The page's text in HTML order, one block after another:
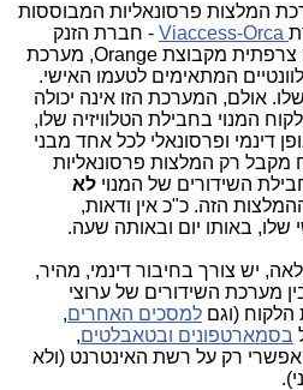
המלצות פרסונאליות המבוססות
Viaccess-Orca - חברת הזנק
ישראלית, שנרכשה ע"י חברה צרפתית מקבוצת Orange, מערכת
המתאימים לטעמו האישי.
אולם, המערכת הזו אינה יכולה
המנוי בחבילת הטלוויזיה שלו,
דינמי ופרסונאלי לכל אחד מבני
מקבל רק המלצות פרסונאליות
השידורים של המנוי לא
הזה. כ"כ אין ודאות,
באותו יום ובאותה שעה.
יש צורך בחיבור דינמי, מהיר,
בין מערכת השידורים של ערוצי
הלקוח (וגם למסכים האחרים,
בסמארטפונים ובטאבלטים,
אפשרי רק על רשת האינטרנט (ולא